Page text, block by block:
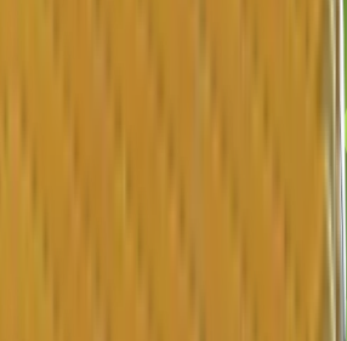
розваг: грай
унікальними